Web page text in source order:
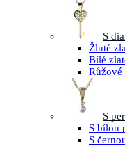
S
Žluté
Bílé
Růžové
S
S bílou
S